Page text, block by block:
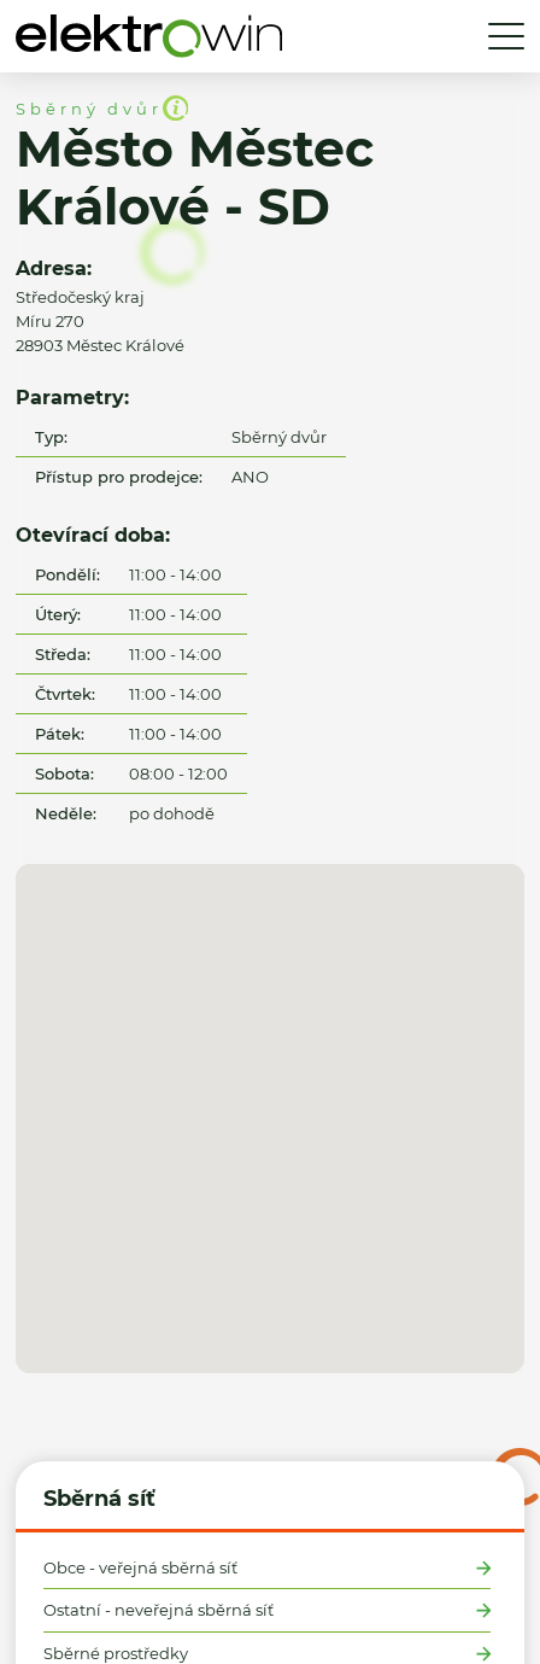
Sběrná síť
Obce - veřejná sběrná síť
Ostatní - neveřejná sběrná síť
Sběrné prostředky
Sběrný dvůr
Město Městec
Králové - SD
Adresa:
Středočeský kraj
Míru 270
28903 Městec Králové
Parametry:
Typ: Sběrný dvůr
Přístup pro prodejce: ANO
Otevírací doba:
Pondělí: 11:00 - 14:00
Úterý: 11:00 - 14:00
Středa: 11:00 - 14:00
Čtvrtek: 11:00 - 14:00
Pátek: 11:00 - 14:00
Sobota: 08:00 - 12:00
Neděle: po dohodě